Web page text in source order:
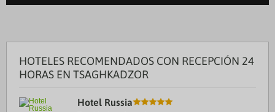
HOTELES RECOMENDADOS CON RECEPCIÓN 24
HORAS EN TSAGHKADZOR
Hotel Russia